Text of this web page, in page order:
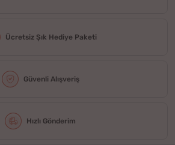
Ücretsiz Şık Hediye Paketi
Güvenli Alışveriş
Hızlı Gönderim